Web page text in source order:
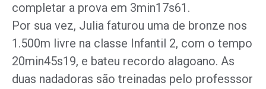
completar a prova em 3min17s61.
Por sua vez, Julia faturou uma de bronze nos
1.500m livre na classe Infantil 2, com o tempo
20min45s19, e bateu recordo alagoano. As
duas nadadoras são treinadas pelo professsor